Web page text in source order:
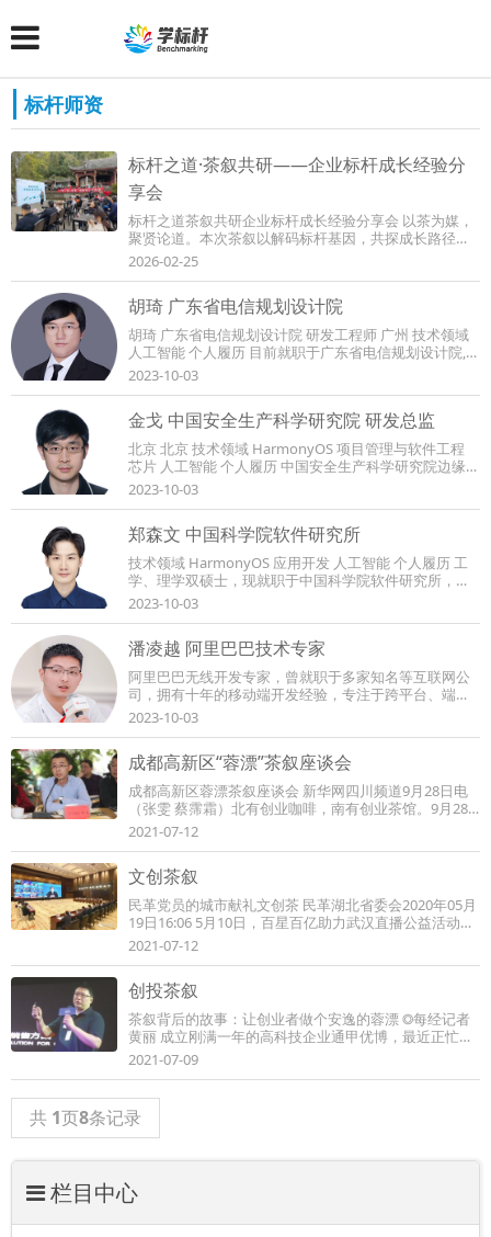
标杆师资
标杆之道·茶叙共研——企业标杆成长经验分
享会
标杆之道茶叙共研企业标杆成长经验分享会 以茶为媒，
聚贤论道。本次茶叙以解码标杆基因，共探成长路径为
主题，摒弃传统会议形式，在轻松雅致的氛围...
2026-02-25
胡琦 广东省电信规划设计院
胡琦 广东省电信规划设计院 研发工程师 广州 技术领域
人工智能 个人履历 目前就职于广东省电信规划设计院,兼
任广州亦大智能科技有限公司前端技术负...
2023-10-03
金戈 中国安全生产科学研究院 研发总监
北京 北京 技术领域 HarmonyOS 项目管理与软件工程
芯片 人工智能 个人履历 中国安全生产科学研究院边缘计
算负责人。七年硬件与集成电路（VLSI）设计经验...
2023-10-03
郑森文 中国科学院软件研究所
技术领域 HarmonyOS 应用开发 人工智能 个人履历 工
学、理学双硕士，现就职于中国科学院软件研究所，担
任智能软件研究中心开源基础设施组负责人，主要...
2023-10-03
潘凌越 阿里巴巴技术专家
阿里巴巴无线开发专家，曾就职于多家知名等互联网公
司，拥有十年的移动端开发经验，专注于跨平台、端智
能等技术领域。深耕电商直播多年，致力于技...
2023-10-03
成都高新区“蓉漂”茶叙座谈会
成都高新区蓉漂茶叙座谈会 新华网四川频道9月28日电
（张雯 蔡霈霜）北有创业咖啡，南有创业茶馆。9月28
日，成都高新区在天府新谷蓉创茶馆举行蓉漂茶...
2021-07-12
文创茶叙
民革党员的城市献礼文创茶 民革湖北省委会2020年05月
19日16:06 5月10日，百星百亿助力武汉直播公益活动在
武汉启动，中共湖北省委常委、武汉市委书记王忠...
2021-07-12
创投茶叙
茶叙背后的故事：让创业者做个安逸的蓉漂 ◎每经记者
黄丽 成立刚满一年的高科技企业通甲优博，最近正忙着
申报成立院士工作站。要知道，在此之前，...
2021-07-09
共 1页8条记录
栏目中心